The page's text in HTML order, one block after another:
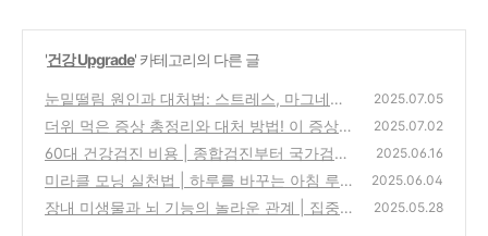
'건강 Upgrade' 카테고리의 다른 글
눈밑떨림 원인과 대처법: 스트레스, 마그네슘
부족, 안면경련 등 총정리
(0)
2025.07.05
더위 먹은 증상 총정리와 대처 방법! 이 증상
바로 체크해보세요!
(2)
2025.07.02
60대 건강검진 비용 | 종합검진부터 국가검진
까지 가격 비교 및 추천 항목
(3)
2025.06.16
미라클 모닝 실천법 | 하루를 바꾸는 아침 루틴
의 힘
(0)
2025.06.04
장내 미생물과 뇌 기능의 놀라운 관계 | 집중력
2025.05.28